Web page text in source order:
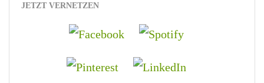
JETZT VERNETZEN